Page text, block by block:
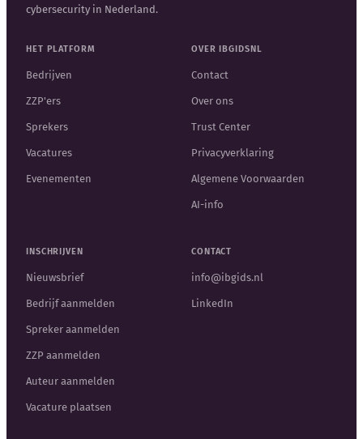
cybersecurity in Nederland.
HET PLATFORM
Bedrijven
ZZP'ers
Sprekers
Vacatures
Evenementen
OVER IBGIDSNL
Contact
Over ons
Trust Center
Privacyverklaring
Algemene Voorwaarden
AI-info
INSCHRIJVEN
Nieuwsbrief
Bedrijf aanmelden
Spreker aanmelden
ZZP aanmelden
Auteur aanmelden
Vacature plaatsen
CONTACT
info@ibgids.nl
LinkedIn